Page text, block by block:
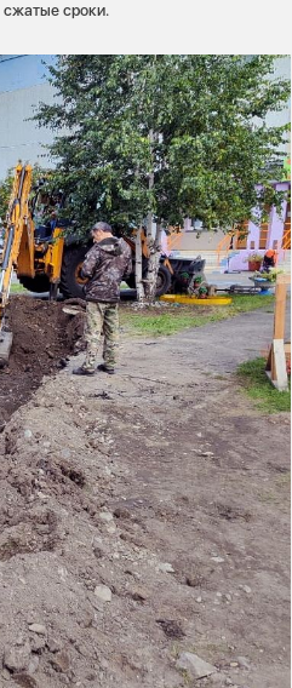
сжатые сроки.